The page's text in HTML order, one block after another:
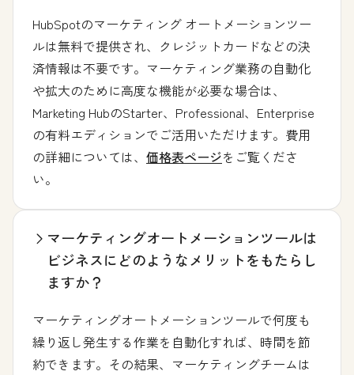
HubSpotのマーケティング オートメーションツー
ルは無料で提供され、クレジットカードなどの決
済情報は不要です。マーケティング業務の自動化
や拡大のために高度な機能が必要な場合は、
Marketing HubのStarter、Professional、Enterprise
の有料エディションでご活用いただけます。費用
の詳細については、 価格表ページをご覧くださ
い。
マーケティングオートメーションツールは
ビジネスにどのようなメリットをもたらし
ますか？
マーケティングオートメーションツールで何度も
繰り返し発生する作業を自動化すれば、時間を節
約できます。その結果、マーケティングチームは